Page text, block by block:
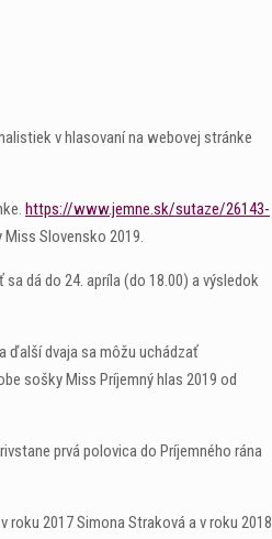
v hlasovaní na webovej stránke
https://www.jemne.sk/sutaze/26143-
Slovensko 2019.
dá do 24. apríla (do 18.00) a výsledok
ďalší dvaja sa môžu uchádzať
sošky Miss Príjemný hlas 2019 od
prvá polovica do Príjemného rána
roku 2017 Simona Straková a v roku 2018